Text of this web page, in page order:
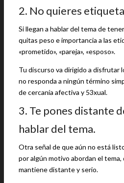
2. No quieres
Si llegan a hablar del tema de
quitas peso e importancia a las
«prometido», «pareja», «esposo».
Tu discurso va dirigido a disfrutar
no responda a ningún término
de cercanía afectiva y 53xual.
3. Te pones distante
hablar del tema.
Otra señal de que aún no está
por algún motivo abordan el
mantiene distante y serio.